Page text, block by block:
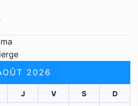
2026
J V S D